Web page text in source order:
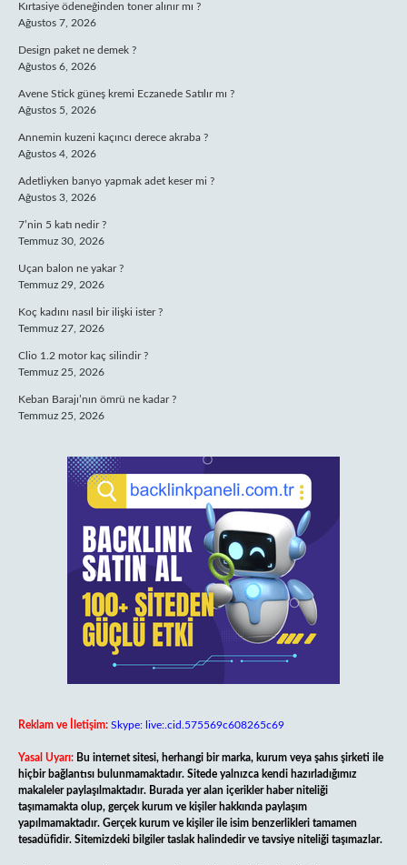
Kırtasiye ödeneğinden toner alınır mı ?
Ağustos 7, 2026
Design paket ne demek ?
Ağustos 6, 2026
Avene Stick güneş kremi Eczanede Satılır mı ?
Ağustos 5, 2026
Annemin kuzeni kaçıncı derece akraba ?
Ağustos 4, 2026
Adetliyken banyo yapmak adet keser mi ?
Ağustos 3, 2026
7’nin 5 katı nedir ?
Temmuz 30, 2026
Uçan balon ne yakar ?
Temmuz 29, 2026
Koç kadını nasıl bir ilişki ister ?
Temmuz 27, 2026
Clio 1.2 motor kaç silindir ?
Temmuz 25, 2026
Keban Barajı’nın ömrü ne kadar ?
Temmuz 25, 2026
Reklam ve İletişim: Skype: live:.cid.575569c608265c69
Yasal Uyarı: Bu internet sitesi, herhangi bir marka, kurum veya şahıs şirketi ile
hiçbir bağlantısı bulunmamaktadır. Sitede yalnızca kendi hazırladığımız
makaleler paylaşılmaktadır. Burada yer alan içerikler haber niteliği
taşımamakta olup, gerçek kurum ve kişiler hakkında paylaşım
yapılmamaktadır. Gerçek kurum ve kişiler ile isim benzerlikleri tamamen
tesadüfidir. Sitemizdeki bilgiler taslak halindedir ve tavsiye niteliği taşımazlar.